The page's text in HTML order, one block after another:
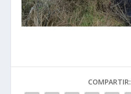
COMPARTIR: